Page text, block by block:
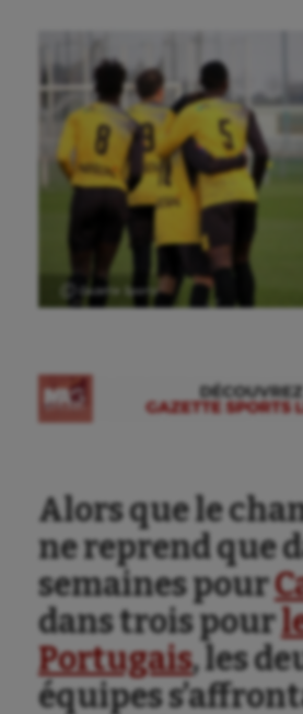
Aéronautique
Athlétisme
Ⓒ Gazette Sports
Alors que le
ne reprend que
semaines pour
dans trois pour
Portugais, les
équipes